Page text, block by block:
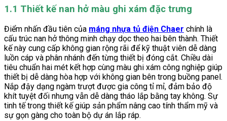
1.1 Thiết kế nan hở màu ghi xám đặc trưng
Điểm nhấn đầu tiên của máng nhựa tủ điện Chaer chính là
cấu trúc nan hở thông minh chạy dọc theo hai bên thành. Thiết
kế này cung cấp không gian rộng rãi để kỹ thuật viên dễ dàng
luồn cáp và phân nhánh đến từng thiết bị đóng cắt. Chiều dài
tiêu chuẩn hai mét kết hợp cùng màu ghi xám công nghiệp giúp
thiết bị dễ dàng hòa hợp với không gian bên trong buồng panel.
Nắp đậy dạng ngàm trượt được gia công tỉ mỉ, đảm bảo độ
khít tuyệt đối nhưng vẫn dễ dàng tháo lắp bằng tay không. Sự
tinh tế trong thiết kế giúp sản phẩm nâng cao tính thẩm mỹ và
sự gọn gàng cho toàn bộ dự án lắp ráp.